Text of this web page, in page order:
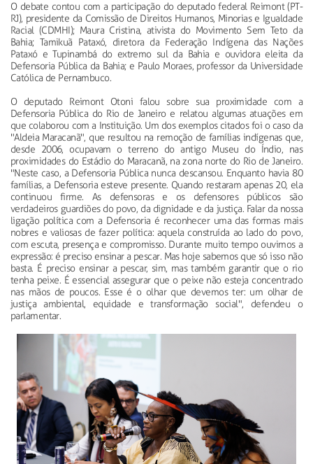
O debate contou com a participação do deputado federal Reimont (PT-
RJ), presidente da Comissão de Direitos Humanos, Minorias e Igualdade
Racial (CDMHI); Maura Cristina, ativista do Movimento Sem Teto da
Bahia; Tamikuã Pataxó, diretora da Federação Indígena das Nações
Pataxó e Tupinambá do extremo sul da Bahia e ouvidora eleita da
Defensoria Pública da Bahia; e Paulo Moraes, professor da Universidade
Católica de Pernambuco.
O deputado Reimont Otoni falou sobre sua proximidade com a
Defensoria Pública do Rio de Janeiro e relatou algumas atuações em
que colaborou com a Instituição. Um dos exemplos citados foi o caso da
"Aldeia Maracanã", que resultou na remoção de famílias indígenas que,
desde 2006, ocupavam o terreno do antigo Museu do Índio, nas
proximidades do Estádio do Maracanã, na zona norte do Rio de Janeiro.
"Neste caso, a Defensoria Pública nunca descansou. Enquanto havia 80
famílias, a Defensoria esteve presente. Quando restaram apenas 20, ela
continuou firme. As defensoras e os defensores públicos são
verdadeiros guardiões do povo, da dignidade e da justiça. Falar da nossa
ligação política com a Defensoria é reconhecer uma das formas mais
nobres e valiosas de fazer política: aquela construída ao lado do povo,
com escuta, presença e compromisso. Durante muito tempo ouvimos a
expressão: é preciso ensinar a pescar. Mas hoje sabemos que só isso não
basta. É preciso ensinar a pescar, sim, mas também garantir que o rio
tenha peixe. É essencial assegurar que o peixe não esteja concentrado
nas mãos de poucos. Esse é o olhar que devemos ter: um olhar de
justiça ambiental, equidade e transformação social", defendeu o
parlamentar.